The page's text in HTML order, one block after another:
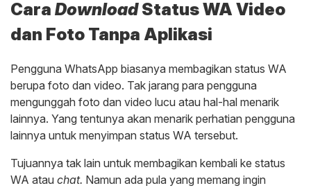
Cara DownloadStatus WA Video
dan Foto Tanpa Aplikasi
Pengguna WhatsApp biasanya membagikan status WA
berupa foto dan video. Tak jarang para pengguna
mengunggah foto dan video lucu atau hal-hal menarik
lainnya. Yang tentunya akan menarik perhatian pengguna
lainnya untuk menyimpan status WA tersebut.
Tujuannya tak lain untuk membagikan kembali ke status
WA atau chat. Namun ada pula yang memang ingin